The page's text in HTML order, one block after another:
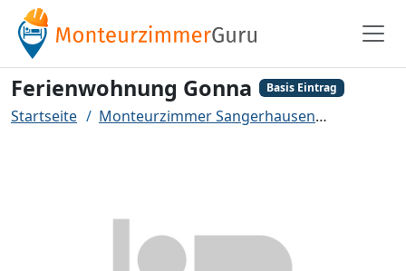
Ferienwohnung Gonna Basis Eintrag
Startseite Monteurzimmer Sangerhausen